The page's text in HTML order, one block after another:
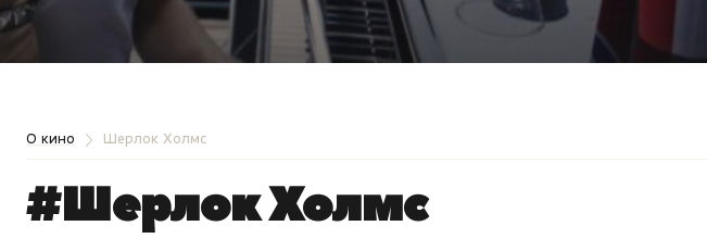
О кино Шерлок Холмс
#Шерлок Холмс